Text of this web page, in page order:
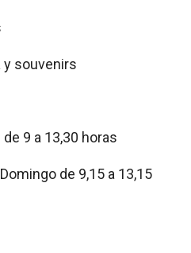
y souvenirs
9 a 13,30 horas
de 9,15 a 13,15